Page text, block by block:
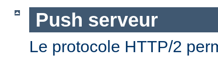
Push serveur
Le protocole HTTP/2